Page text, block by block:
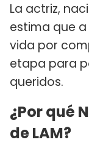
La actriz,
estima que
vida por
etapa para
queridos.
¿Por qué
de LAM?